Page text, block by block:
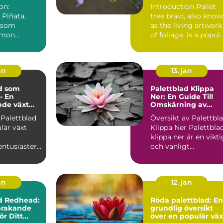
en populär
Introduction Pallet
tree braid, also
as the living artwork
of foliage, is a
som
En
växt
växt
Dess
13. jan
Palettblad Klippa
Ner: En Guide Till
Omskärning av
Växt
Översikt av
Klippa Ner Palettblad
klippa ner är en
och vanligt
trädg...
Redhead:
Ditt
12. jan
Röda palettblad: En
grundlig översikt
över en populär